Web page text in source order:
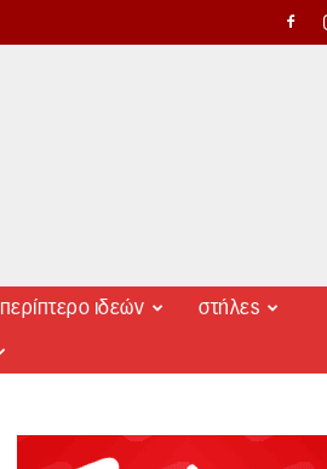
περίπτερο ιδεών στήλες